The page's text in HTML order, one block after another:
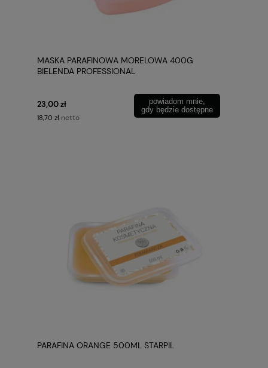
MASKA PARAFINOWA MORELOWA 400G
BIELENDA PROFESSIONAL
23,00 zł
18,70 zł netto
powiadom mnie,
gdy będzie dostępne
PARAFINA ORANGE 500ML STARPIL